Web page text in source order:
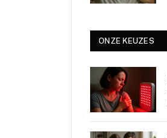
ONZE KEUZES